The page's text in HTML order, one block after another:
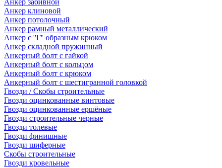
Анкер забивной
Анкер клиновой
Анкер потолочный
Анкер рамный металлический
Анкер с ''Г'' образным крюком
Анкер складной пружинный
Анкерный болт с гайкой
Анкерный болт с кольцом
Анкерный болт с крюком
Анкерный болт с шестигранной головкой
Гвозди / Скобы строительные
Гвозди оцинкованные винтовые
Гвозди оцинкованные ершёные
Гвозди строительные черные
Гвозди толевые
Гвозди финишные
Гвозди шиферные
Скобы строительные
Гвозди кровельные